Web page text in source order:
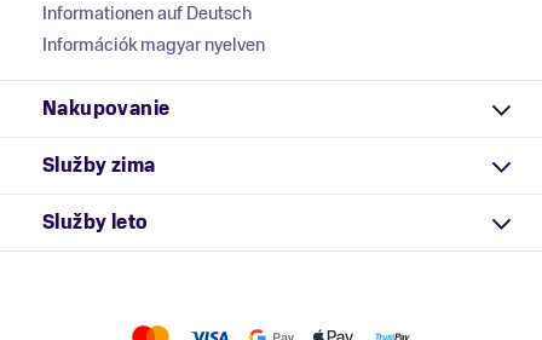
Informationen auf Deutsch
Információk magyar nyelven
Nakupovanie
Služby zima
Služby leto